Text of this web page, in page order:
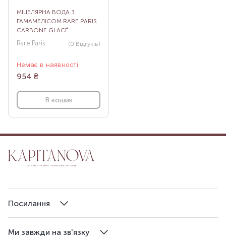
МІЦЕЛЯРНА ВОДА З
ГАМАМЕЛІСОМ RARE PARIS
CARBONE GLACÉ
PURIFYING MICELLAR
Rare Paris (0 Відгуків)
Немає в наявності
954 ₴
В кошик
Ми завжди на зв'язку
Посилання